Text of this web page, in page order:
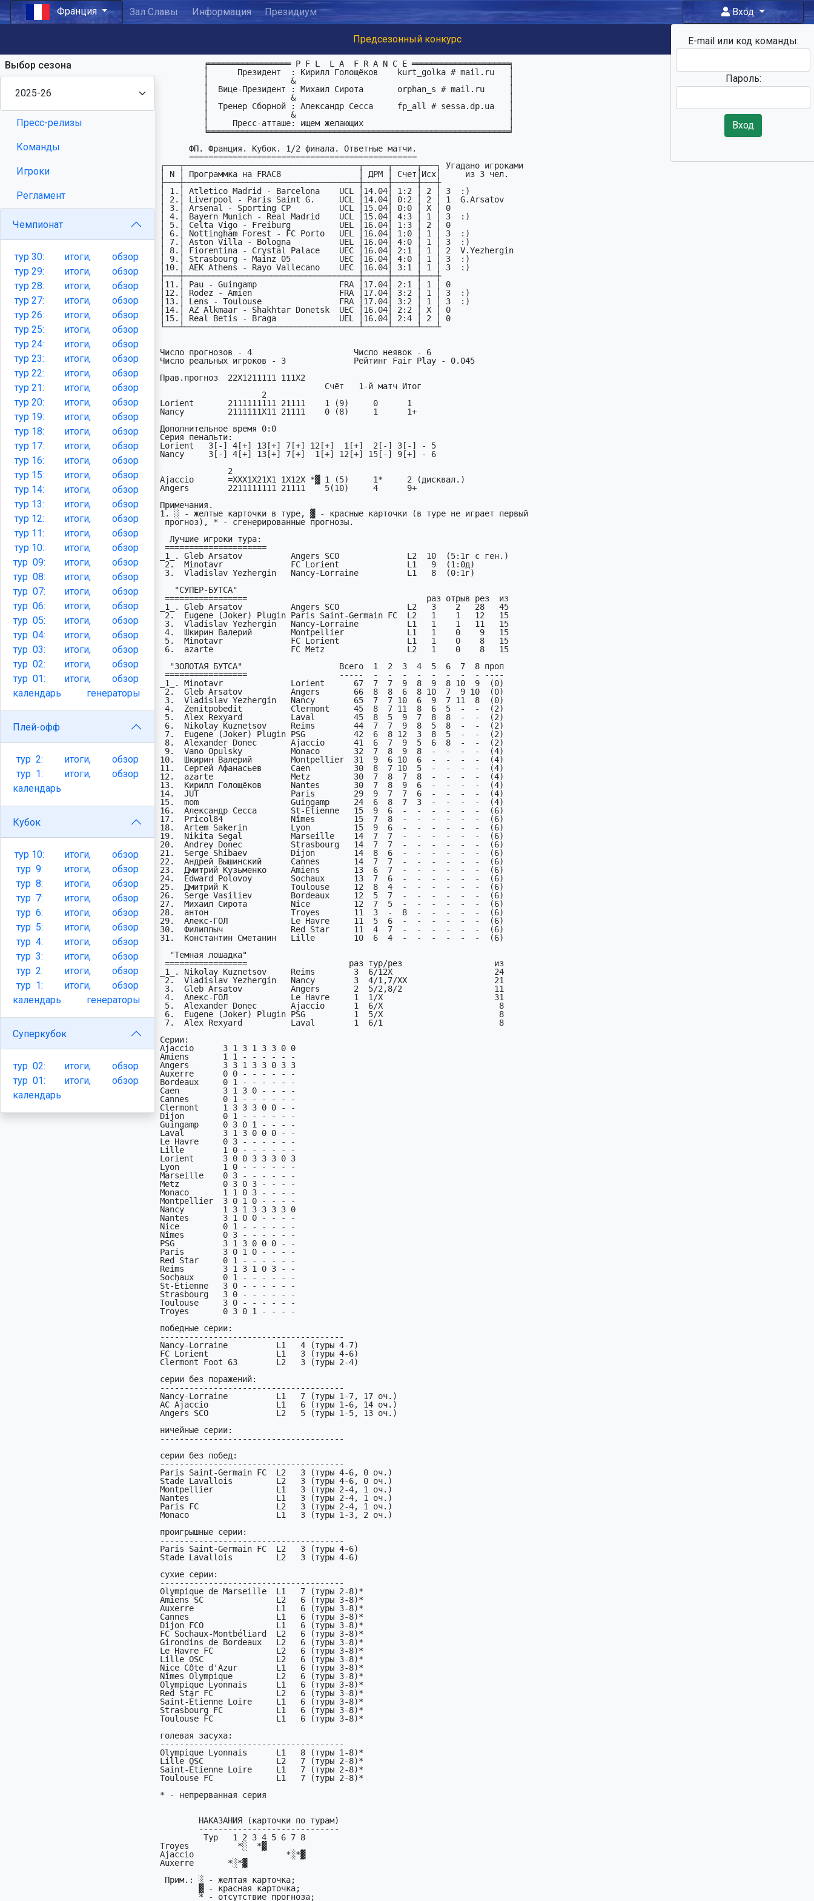
Франция Зал Славы Информация Президиум Вход
E-mail или код команды:
Пароль:
Вход
Предсезонный конкурс
Выбор сезона
Пресс-релизы
Команды
Игроки
Регламент
Чемпионат
тур 30: итоги,
обзор
тур 29: итоги,
обзор
тур 28: итоги,
обзор
тур 27: итоги,
обзор
тур 26: итоги,
обзор
тур 25: итоги,
обзор
тур 24: итоги,
обзор
тур 23: итоги,
обзор
тур 22: итоги,
обзор
тур 21: итоги,
обзор
тур 20: итоги,
обзор
тур 19: итоги,
обзор
тур 18: итоги,
обзор
тур 17: итоги,
обзор
тур 16: итоги,
обзор
тур 15: итоги,
обзор
тур 14: итоги,
обзор
тур 13: итоги,
обзор
тур 12: итоги,
обзор
тур 11: итоги,
обзор
тур 10: итоги,
обзор
тур 09: итоги,
обзор
тур 08: итоги,
обзор
тур 07: итоги,
обзор
тур 06: итоги,
обзор
тур 05: итоги,
обзор
тур 04: итоги,
обзор
тур 03: итоги,
обзор
тур 02: итоги,
обзор
тур 01: итоги,
обзор
календарь
генераторы
Плей-офф
тур2: итоги,
обзор
тур1: итоги,
обзор
календарь
Кубок
тур 10: итоги,
обзор
тур9: итоги,
обзор
тур8: итоги,
обзор
тур7: итоги,
обзор
тур6: итоги,
обзор
тур5: итоги,
обзор
тур4: итоги,
обзор
тур3: итоги,
обзор
тур2: итоги,
обзор
тур1: итоги,
обзор
календарь
генераторы
Суперкубок
тур 02: итоги,
обзор
тур 01: итоги,
обзор
календарь
┌───┬────────────────────────────────────┬─────┬─────┬───┐ Угадано игроками
│ N │ Программка на FRAC8                │ ДРМ │ Счет│Исх│     из 3 чел.
├───┼────────────────────────────────────┼─────┼─────┼───┼
│ 1.│ Atletico Madrid - Barcelona    UCL │14.04│ 1:2 │ 2 │ 3  :)
│ 2.│ Liverpool - Paris Saint G.     UCL │14.04│ 0:2 │ 2 │ 1  G.Arsatov
│ 3.│ Arsenal - Sporting CP          UCL │15.04│ 0:0 │ X │ 0
│ 4.│ Bayern Munich - Real Madrid    UCL │15.04│ 4:3 │ 1 │ 3  :)
│ 5.│ Celta Vigo - Freiburg          UEL │16.04│ 1:3 │ 2 │ 0
│ 6.│ Nottingham Forest - FC Porto   UEL │16.04│ 1:0 │ 1 │ 3  :)
│ 7.│ Aston Villa - Bologna          UEL │16.04│ 4:0 │ 1 │ 3  :)
│ 8.│ Fiorentina - Crystal Palace    UEC │16.04│ 2:1 │ 1 │ 2  V.Yezhergin
│ 9.│ Strasbourg - Mainz 05          UEC │16.04│ 4:0 │ 1 │ 3  :)
│10.│ AEK Athens - Rayo Vallecano    UEC │16.04│ 3:1 │ 1 │ 3  :)
├───┼────────────────────────────────────┼─────┼─────┼───┼
│11.│ Pau - Guingamp                 FRA │17.04│ 2:1 │ 1 │ 0
│12.│ Rodez - Amien                  FRA │17.04│ 3:2 │ 1 │ 3  :)
│13.│ Lens - Toulouse                FRA │17.04│ 3:2 │ 1 │ 3  :)
│14.│ AZ Alkmaar - Shakhtar Donetsk  UEC │16.04│ 2:2 │ X │ 0
│15.│ Real Betis - Braga             UEL │16.04│ 2:4 │ 2 │ 0
└───┴────────────────────────────────────┴─────┴─────┴───┴
Число прогнозов - 4                     Число неявок - 6
Число реальных игроков - 3              Рейтинг Fair Play - 0.045
Прав.прогноз  22X1211111 111X2
Lorient       2111111111 21111    1 (9)     0      1
Nancy         2111111X11 21111    0 (8)     1      1+
Дополнительное время 0:0
Серия пенальти:
Lorient   3[-] 4[+] 13[+] 7[+] 12[+]  1[+]  2[-] 3[-] - 5
Nancy     3[-] 4[+] 13[+] 7[+]  1[+] 12[+] 15[-] 9[+] - 6
Ajaccio       =XXX1X21X1 1X12X *▓ 1 (5)     1*     2 (дисквал.)
Angers        2211111111 21111    5(10)     4      9+
Пpимечания.
1. ░ - желтые карточки в туре, ▓ - красные карточки (в туре не играет первый
_1_. Gleb Arsatov          Angers SCO              L2  10  (5:1г с ген.)
_1_. Gleb Arsatov          Angers SCO              L2   3    2   28   45
_1_. Minotavr              Lorient      67  7  7  9  8  9  8 10  9  (0)
10.  Шкирин Валерий        Montpellier  31  9  6 10  6  -  -  -  -  (4)
11.  Сергей Афанасьев      Caen         30  8  7 10  5  -  -  -  -  (4)
12.  azarte                Metz         30  7  8  7  8  -  -  -  -  (4)
13.  Кирилл Голощёков      Nantes       30  7  8  9  6  -  -  -  -  (4)
14.  JUT                   Paris        29  9  7  7  6  -  -  -  -  (4)
15.  mom                   Guingamp     24  6  8  7  3  -  -  -  -  (4)
16.  Александр Сесса       St-Étienne   15  9  6  -  -  -  -  -  -  (6)
17.  Pricol84              Nîmes        15  7  8  -  -  -  -  -  -  (6)
18.  Artem Sakerin         Lyon         15  9  6  -  -  -  -  -  -  (6)
19.  Nikita Segal          Marseille    14  7  7  -  -  -  -  -  -  (6)
20.  Andrey Donec          Strasbourg   14  7  7  -  -  -  -  -  -  (6)
21.  Serge Shibaev         Dijon        14  8  6  -  -  -  -  -  -  (6)
22.  Андрей Вышинский      Cannes       14  7  7  -  -  -  -  -  -  (6)
23.  Дмитрий Кузьменко     Amiens       13  6  7  -  -  -  -  -  -  (6)
24.  Edward Polovoy        Sochaux      13  7  6  -  -  -  -  -  -  (6)
25.  Дмитрий К             Toulouse     12  8  4  -  -  -  -  -  -  (6)
26.  Serge Vasiliev        Bordeaux     12  5  7  -  -  -  -  -  -  (6)
27.  Михаил Сирота         Nice         12  7  5  -  -  -  -  -  -  (6)
28.  антон                 Troyes       11  3  -  8  -  -  -  -  -  (6)
29.  Алекс-ГОЛ             Le Havre     11  5  6  -  -  -  -  -  -  (6)
30.  Филиппыч              Red Star     11  4  7  -  -  -  -  -  -  (6)
31.  Константин Сметанин   Lille        10  6  4  -  -  -  -  -  -  (6)
_1_. Nikolay Kuznetsov     Reims        3  6/12X                     24
Серии:
Ajaccio      3 1 3 1 3 3 0 0
Amiens       1 1 - - - - - -
Angers       3 3 1 3 3 0 3 3
Auxerre      0 0 - - - - - -
Bordeaux     0 1 - - - - - -
Caen         3 1 3 0 - - - -
Cannes       0 1 - - - - - -
Clermont     1 3 3 3 0 0 - -
Dijon        0 1 - - - - - -
Guingamp     0 3 0 1 - - - -
Laval        3 1 3 0 0 0 - -
Le Havre     0 3 - - - - - -
Lille        1 0 - - - - - -
Lorient      3 0 0 3 3 3 0 3
Lyon         1 0 - - - - - -
Marseille    0 3 - - - - - -
Metz         0 3 0 3 - - - -
Monaco       1 1 0 3 - - - -
Montpellier  3 0 1 0 - - - -
Nancy        1 3 1 3 3 3 3 0
Nantes       3 1 0 0 - - - -
Nice         0 1 - - - - - -
Nîmes        0 3 - - - - - -
PSG          3 1 3 0 0 0 - -
Paris        3 0 1 0 - - - -
Red Star     0 1 - - - - - -
Reims        3 1 3 1 0 3 - -
Sochaux      0 1 - - - - - -
St-Étienne   3 0 - - - - - -
Strasbourg   3 0 - - - - - -
Toulouse     3 0 - - - - - -
Troyes       0 3 0 1 - - - -
победные серии:
--------------------------------------
Nancy-Lorraine          L1   4 (туры 4-7)
FC Lorient              L1   3 (туры 4-6)
Clermont Foot 63        L2   3 (туры 2-4)
серии без поражений:
--------------------------------------
Nancy-Lorraine          L1   7 (туры 1-7, 17 оч.)
AC Ajaccio              L1   6 (туры 1-6, 14 оч.)
Angers SCO              L2   5 (туры 1-5, 13 оч.)
ничейные серии:
--------------------------------------
серии без побед:
--------------------------------------
Paris Saint-Germain FC  L2   3 (туры 4-6, 0 оч.)
Stade Lavallois         L2   3 (туры 4-6, 0 оч.)
Montpellier             L1   3 (туры 2-4, 1 оч.)
Nantes                  L1   3 (туры 2-4, 1 оч.)
Paris FC                L2   3 (туры 2-4, 1 оч.)
Monaco                  L1   3 (туры 1-3, 2 оч.)
проигрышные серии:
--------------------------------------
Paris Saint-Germain FC  L2   3 (туры 4-6)
Stade Lavallois         L2   3 (туры 4-6)
сухие серии:
--------------------------------------
Olympique de Marseille  L1   7 (туры 2-8)*
Amiens SC               L2   6 (туры 3-8)*
Auxerre                 L1   6 (туры 3-8)*
Cannes                  L1   6 (туры 3-8)*
Dijon FCO               L1   6 (туры 3-8)*
FC Sochaux-Montbéliard  L2   6 (туры 3-8)*
Girondins de Bordeaux   L2   6 (туры 3-8)*
Le Havre FC             L2   6 (туры 3-8)*
Lille OSC               L2   6 (туры 3-8)*
Nice Côte d'Azur        L1   6 (туры 3-8)*
Nîmes Olympique         L2   6 (туры 3-8)*
Olympique Lyonnais      L1   6 (туры 3-8)*
Red Star FC             L2   6 (туры 3-8)*
Saint-Étienne Loire     L1   6 (туры 3-8)*
Strasbourg FC           L1   6 (туры 3-8)*
Toulouse FC             L1   6 (туры 3-8)*
голевая засуха:
--------------------------------------
Olympique Lyonnais      L1   8 (туры 1-8)*
Lille OSC               L2   7 (туры 2-8)*
Saint-Étienne Loire     L1   7 (туры 2-8)*
Toulouse FC             L1   7 (туры 2-8)*
* - непрерванная серия
Troyes          *░  *▓
Ajaccio                   *░*▓
Auxerre       *░*▓